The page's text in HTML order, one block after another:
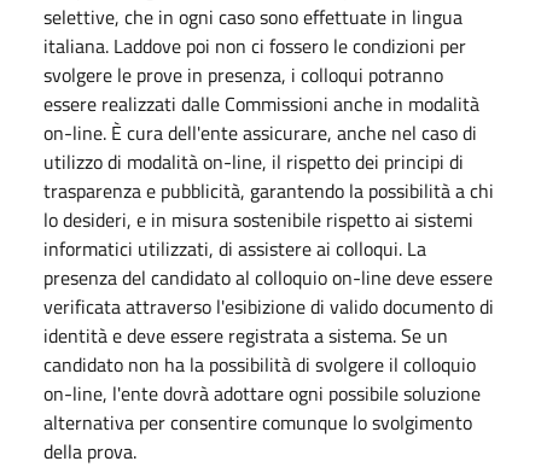
selettive, che in ogni caso sono effettuate in lingua
italiana. Laddove poi non ci fossero le condizioni per
svolgere le prove in presenza, i colloqui potranno
essere realizzati dalle Commissioni anche in modalità
on-line. È cura dell'ente assicurare, anche nel caso di
utilizzo di modalità on-line, il rispetto dei principi di
trasparenza e pubblicità, garantendo la possibilità a chi
lo desideri, e in misura sostenibile rispetto ai sistemi
informatici utilizzati, di assistere ai colloqui. La
presenza del candidato al colloquio on-line deve essere
verificata attraverso l'esibizione di valido documento di
identità e deve essere registrata a sistema. Se un
candidato non ha la possibilità di svolgere il colloquio
on-line, l'ente dovrà adottare ogni possibile soluzione
alternativa per consentire comunque lo svolgimento
della prova.